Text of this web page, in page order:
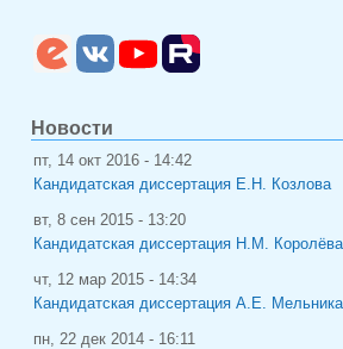
Новости
пт, 14 окт 2016 - 14:42
Кандидатская диссертация Е.Н. Козлова
вт, 8 сен 2015 - 13:20
Кандидатская диссертация Н.М. Королёва
чт, 12 мар 2015 - 14:34
Кандидатская диссертация А.Е. Мельника
пн, 22 дек 2014 - 16:11